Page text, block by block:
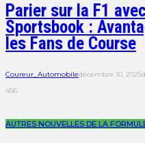
Parier sur la F1
Sportsbook :
les Fans de Course
Coureur_Automobiledécembre 10, 2025
456
AUTRES NOUVELLES DE LA